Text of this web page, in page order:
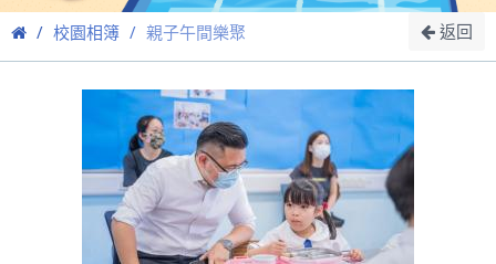
校園相簿 親子午間樂聚 返回